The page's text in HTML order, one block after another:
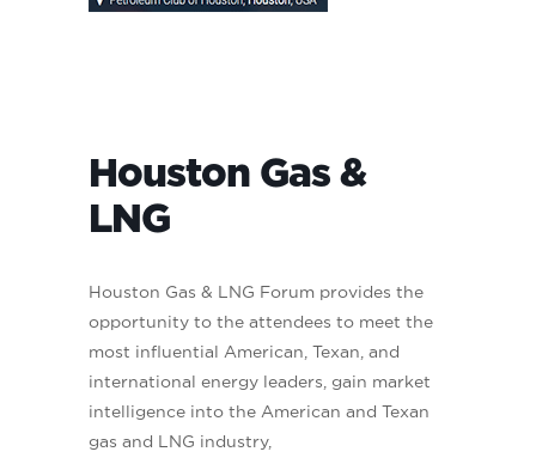
Houston Gas &
LNG
Houston Gas & LNG Forum provides the
opportunity to the attendees to meet the
most influential American, Texan, and
international energy leaders, gain market
intelligence into the American and Texan
gas and LNG industry,